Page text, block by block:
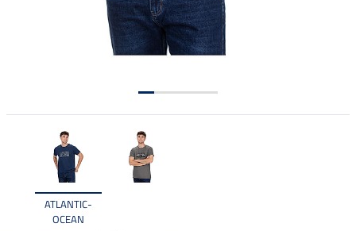
ATLANTIC-
OCEAN